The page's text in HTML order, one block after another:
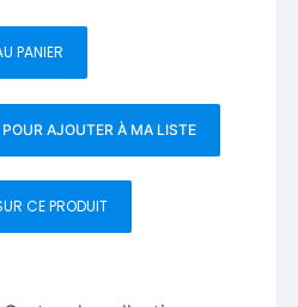
PANIER
AJOUTER À MA LISTE
CE PRODUIT